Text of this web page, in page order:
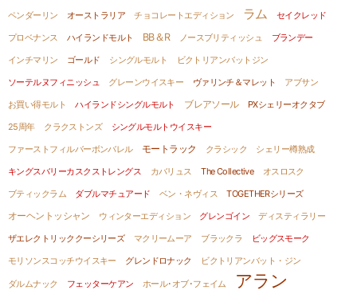
ペンダーリン
オーストラリア チョコレートエディション ラム
セイクレッド
プロベナンス
ハイランドモルト BB＆R ノースブリティッシュ
ブランデー
インチマリン
ゴールド シングルモルト
ビクトリアンバットジン
ソーテルヌフィニッシュ
グレーンウイスキー ヴァリンチ＆マレット
アブサン
お買い得モルト
ハイランドシングルモルト ブレアソール
PXシェリーオクタブ
25周年
クラクストンズ
シングルモルトウイスキー
ファーストフィルバーボンバレル
モートラック クラシック
シェリー樽熟成
キングスバリーカスクストレングス
カバリュス The Collective
オスロスク
ブティックラム
ダブルマチュアード ベン・ネヴィス
TOGETHERシリーズ
オーヘントッシャン
ウィンターエディション グレンゴイン
ディスティラリー
ザエレクトリッククーシリーズ
マクリームーア ブラックラ
ビッグスモーク
モリソンスコッチウイスキー
グレンドロナック ビクトリアンバット・ジン
ダルムナック フェッターケアン ホール･オブ･フェイム アラン